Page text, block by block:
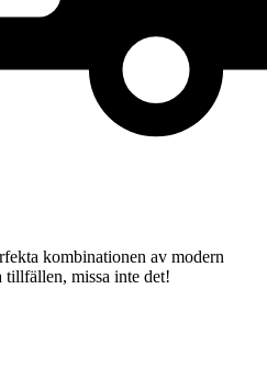
kombinationen av modern
missa inte det!